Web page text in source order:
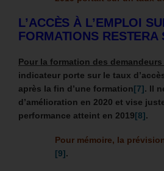
L’ACCÈS À L’EMPLOI
FORMATIONS RESTERA
Pour la formation des demandeurs
indicateur porte sur le taux
après la fin d’une formation[7]. Il
d’amélioration en 2020 et vise
performance atteint en 2019[8].
Pour mémoire, la
[9].